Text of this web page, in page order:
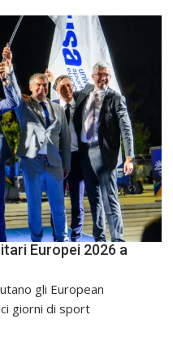
Europei 2026 a
gli European
giorni di sport